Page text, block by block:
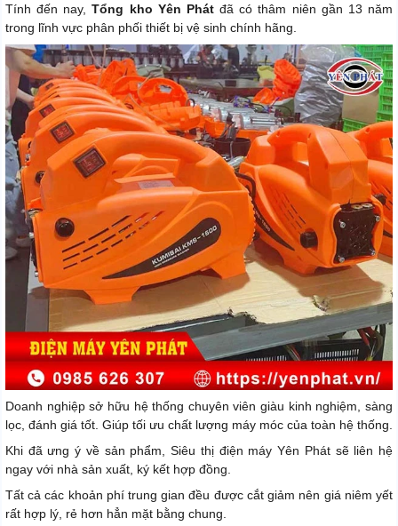
Tính đến nay,Tổng kho Yên Phátđã có thâm niên gần 13 năm
trong lĩnh vực phân phối thiết bị vệ sinh chính hãng.
Doanh nghiệp sở hữu hệ thống chuyên viên giàu kinh nghiệm, sàng
lọc, đánh giá tốt. Giúp tối ưu chất lượng máy móc của toàn hệ thống.
Khi đã ưng ý về sản phẩm, Siêu thị điện máy Yên Phát sẽ liên hệ
ngay với nhà sản xuất, ký kết hợp đồng.
Tất cả các khoản phí trung gian đều được cắt giảm nên giá niêm yết
rất hợp lý, rẻ hơn hẳn mặt bằng chung.